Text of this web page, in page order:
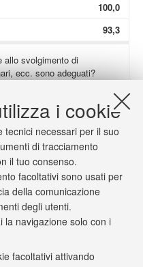
i cookie
tecnici necessari per il suo
di tracciamento
il tuo consenso.
facoltativi sono usati per
della comunicazione
degli utenti.
la navigazione solo con i
facoltativi attivando
100,0
93,3
svolgimento di
ecc. sono adeguati?
74,4
100,0
no" o "più no che sì") Il